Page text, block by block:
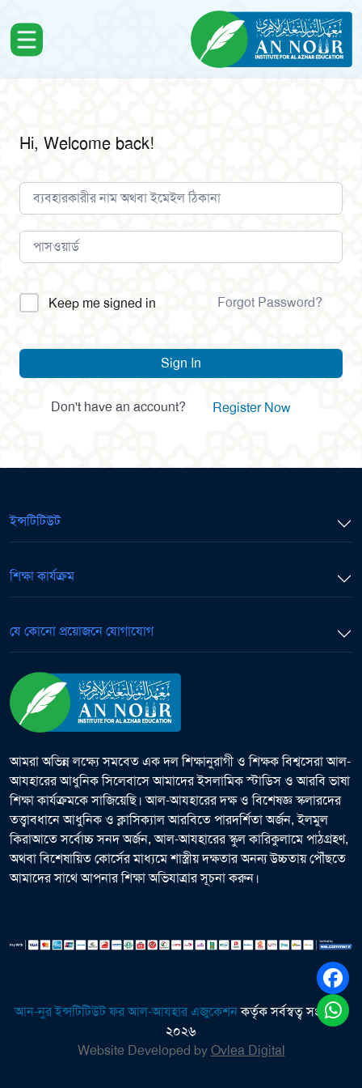
Hi, Welcome back!
Alternative:
Keep me signed in Forgot Password?
Sign In
Don't have an account? Register Now
ইন্সটিটিউট
শিক্ষা কার্যক্রম
যে কোনো প্রয়োজনে যোগাযোগ
আমরা অভিন্ন লক্ষ্যে সমবেত এক দল শিক্ষানুরাগী ও শিক্ষক বিশ্বসেরা আল-
আযহারের আধুনিক সিলেবাসে আমাদের ইসলামিক স্টাডিস ও আরবি ভাষা
শিক্ষা কার্যক্রমকে সাজিয়েছি। আল-আযহারের দক্ষ ও বিশেষজ্ঞ স্কলারদের
তত্ত্বাবধানে আধুনিক ও ক্লাসিক্যাল আরবিতে পারদর্শিতা অর্জন, ইলমুল
কিরাআতে সর্বোচ্চ সনদ অর্জন, আল-আযহারের স্কুল কারিকুলামে পাঠগ্রহণ,
অথবা বিশেষায়িত কোর্সের মাধ্যমে শাস্ত্রীয় দক্ষতার অনন্য উচ্চতায় পৌঁছতে
আমাদের সাথে আপনার শিক্ষা অভিযাত্রার সূচনা করুন।
আন-নুর ইন্সটিটিউট ফর আল-আযহার এজুকেশনকর্তৃক সর্বস্বত্ব সংরক্ষিত
২০২৬
Website Developed byOvlea Digital